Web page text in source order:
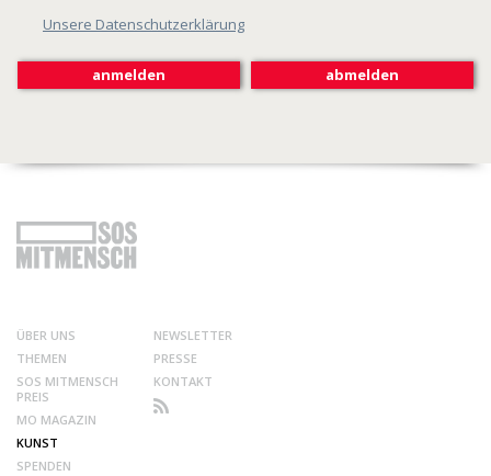
Unsere Datenschutzerklärung
ÜBER UNS
THEMEN
SOS MITMENSCH
PREIS
MO MAGAZIN
KUNST
SPENDEN
NEWSLETTER
PRESSE
KONTAKT